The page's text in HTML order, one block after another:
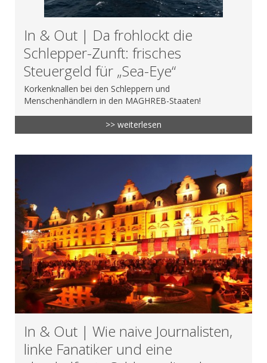
In & Out | Da frohlockt die
Schlepper-Zunft: frisches
Steuergeld für „Sea-Eye“
Korkenknallen bei den Schleppern und
Menschenhändlern in den MAGHREB-Staaten!
>> weiterlesen
In & Out | Wie naive Journalisten,
linke Fanatiker und eine